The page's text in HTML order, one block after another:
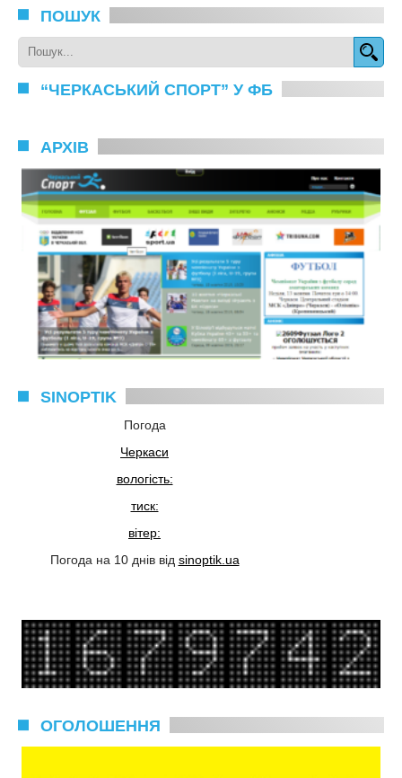
ПОШУК
“ЧЕРКАСЬКИЙ СПОРТ” У ФБ
АРХІВ
SINOPTIK
Погода
Черкаси
вологість:
тиск:
вітер:
Погода на 10 днів від sinoptik.ua
ОГОЛОШЕННЯ